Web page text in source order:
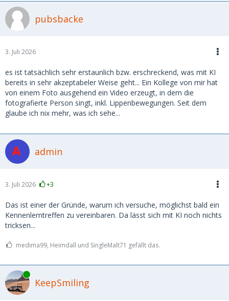
pubsbacke
3. Juli 2026
es ist tatsächlich sehr erstaunlich bzw. erschreckend, was mit KI
bereits in sehr akzeptabeler Weise geht... Ein Kollege von mir hat
von einem Foto ausgehend ein Video erzeugt, in dem die
fotografierte Person singt, inkl. Lippenbewegungen. Seit dem
glaube ich nix mehr, was ich sehe...
admin
3. Juli 2026 +3
Das ist einer der Gründe, warum ich versuche, möglichst bald ein
Kennenlerntreffen zu vereinbaren. Da lässt sich mit KI noch nichts
tricksen...
medima99, Heimdall und SingleMalt71 gefällt das.
Online
KeepSmiling